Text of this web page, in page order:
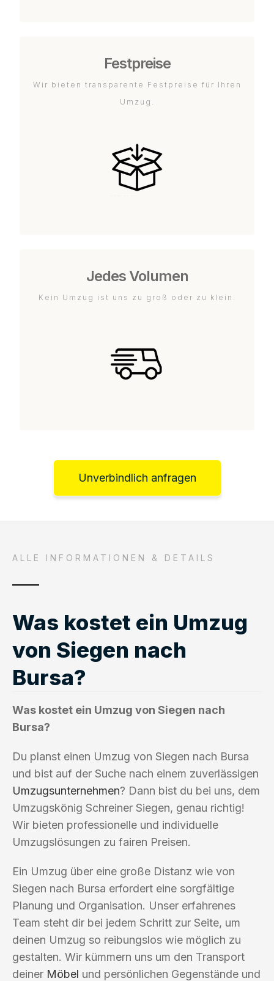
Festpreise
Wir bieten transparente Festpreise für Ihren
Umzug.
Jedes Volumen
Kein Umzug ist uns zu groß oder zu klein.
Unverbindlich anfragen
ALLE INFORMATIONEN & DETAILS
Was kostet ein Umzug
von Siegen nach
Bursa?
Was kostet ein Umzug von Siegen nach
Bursa?
Du planst einen Umzug von Siegen nach Bursa
und bist auf der Suche nach einem zuverlässigen
Umzugsunternehmen? Dann bist du bei uns, dem
Umzugskönig Schreiner Siegen, genau richtig!
Wir bieten professionelle und individuelle
Umzugslösungen zu fairen Preisen.
Ein Umzug über eine große Distanz wie von
Siegen nach Bursa erfordert eine sorgfältige
Planung und Organisation. Unser erfahrenes
Team steht dir bei jedem Schritt zur Seite, um
deinen Umzug so reibungslos wie möglich zu
gestalten. Wir kümmern uns um den Transport
deiner Möbel und persönlichen Gegenstände und